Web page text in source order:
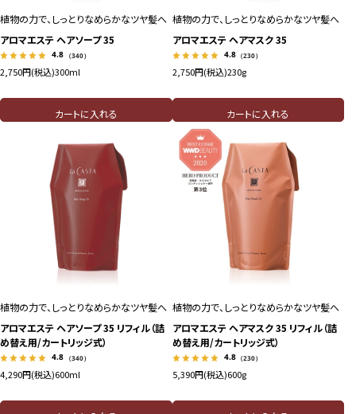
植物の力で、しっとりなめらかなツヤ髪へ
アロマエステ ヘアソープ 35
4.8 （340）
2,750円(税込)300ml
カートに入れる
植物の力で、しっとりなめらかなツヤ髪へ
アロマエステ ヘアマスク 35
4.8 （230）
2,750円(税込)230g
カートに入れる
植物の力で、しっとりなめらかなツヤ髪へ
アロマエステ ヘアソープ 35 リフィル（詰
め替え用/カートリッジ式）
4.8 （340）
4,290円(税込)600ml
植物の力で、しっとりなめらかなツヤ髪へ
アロマエステ ヘアマスク 35 リフィル（詰
め替え用/カートリッジ式）
4.8 （230）
5,390円(税込)600g